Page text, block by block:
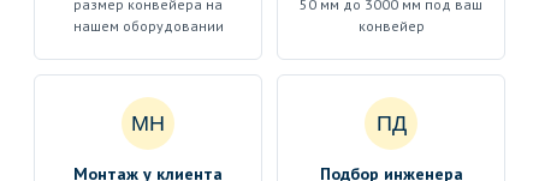
размер конвейера на
нашем оборудовании
50 мм до 3000 мм под ваш
конвейер
МН
Монтаж у клиента
ПД
Подбор инженера